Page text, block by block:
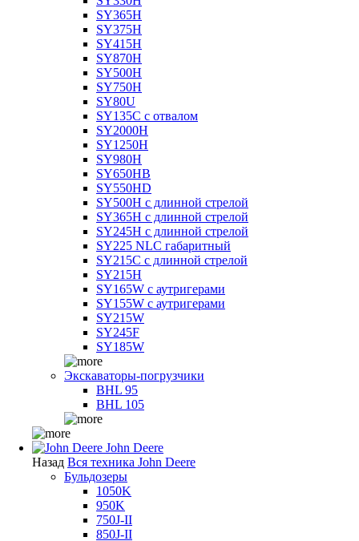
SY365H
SY375H
SY415H
SY870H
SY500H
SY750H
SY80U
SY135C с отвалом
SY2000H
SY1250H
SY980H
SY650HB
SY550HD
SY500H с длинной стрелой
SY365H с длинной стрелой
SY245H с длинной стрелой
SY225 NLC габаритный
SY215C с длинной стрелой
SY215H
SY165W с аутригерами
SY155W с аутригерами
SY215W
SY245F
SY185W
Экскаваторы-погрузчики
BHL 95
BHL 105
John Deere
Назад Вся техника John Deere
Бульдозеры
1050K
950K
750J-II
850J-II